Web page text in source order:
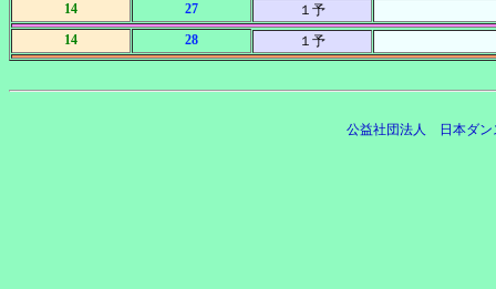
14
27 １予
14
28 １予
公益社団法人 日本ダ